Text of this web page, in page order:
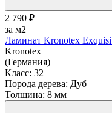
2 790 ₽
за м2
Ламинат Kronotex
Kronotex
(Германия)
Класс: 32
Порода дерева: Дуб
Толщина: 8 мм